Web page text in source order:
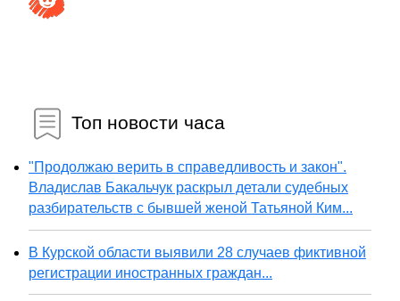
Топ новости часа
"Продолжаю верить в справедливость и закон".
Владислав Бакальчук раскрыл детали судебных
разбирательств с бывшей женой Татьяной Ким...
В Курской области выявили 28 случаев фиктивной
регистрации иностранных граждан...